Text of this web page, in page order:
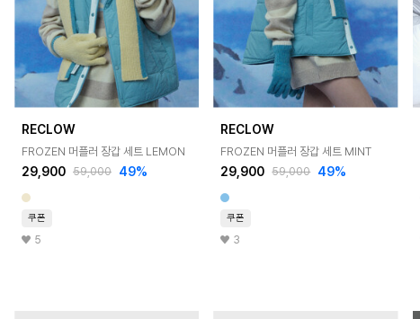
RECLOW
FROZEN 머플러 장갑 세트 LEMON
29,900 59,000 49%
쿠폰
5
RECLOW
FROZEN 머플러 장갑 세트 MINT
29,900 59,000 49%
쿠폰
3